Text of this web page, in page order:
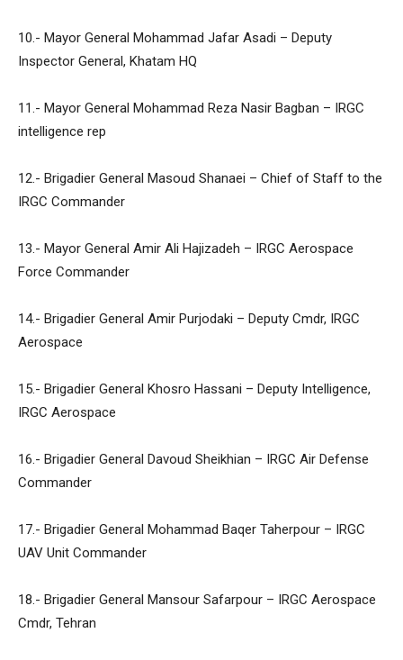
10.- Mayor General Mohammad Jafar Asadi – Deputy
Inspector General, Khatam HQ
11.- Mayor General Mohammad Reza Nasir Bagban – IRGC
intelligence rep
12.- Brigadier General Masoud Shanaei – Chief of Staff to the
IRGC Commander
13.- Mayor General Amir Ali Hajizadeh – IRGC Aerospace
Force Commander
14.- Brigadier General Amir Purjodaki – Deputy Cmdr, IRGC
Aerospace
15.- Brigadier General Khosro Hassani – Deputy Intelligence,
IRGC Aerospace
16.- Brigadier General Davoud Sheikhian – IRGC Air Defense
Commander
17.- Brigadier General Mohammad Baqer Taherpour – IRGC
UAV Unit Commander
18.- Brigadier General Mansour Safarpour – IRGC Aerospace
Cmdr, Tehran